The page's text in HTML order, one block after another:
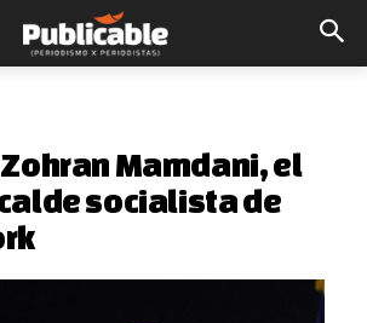
Mamdani, el
socialista de